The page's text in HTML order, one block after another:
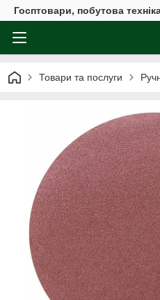
Госптовари, побутова
Товари та послуги